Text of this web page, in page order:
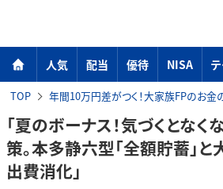
人気 配当 優待 NISA
TOP 年間10万円差がつく！大家族FPのお金
「夏のボーナス！気づくとなく
策。本多静六型「全額貯蓄」
出費消化」